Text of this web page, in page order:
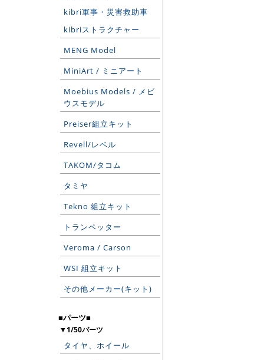
kibri軍事・災害救助車
kibriストラクチャー
MENG Model
MiniArt / ミニアート
Moebius Models / メビ
ウスモデル
Preiser組立キット
Revell/レベル
TAKOM/タコム
タミヤ
Tekno 組立キット
トランペッター
Veroma / Carson
WSI 組立キット
その他メーカー(キット)
■パーツ■
▼1/50パーツ
タイヤ、ホイール